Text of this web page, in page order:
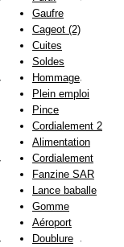
Gaufre
Cageot (2)
Cuites
Soldes
Hommage
Plein emploi
Pince
Cordialement 2
Alimentation
Cordialement
Fanzine SAR
Lance baballe
Gomme
Aéroport
Doublure